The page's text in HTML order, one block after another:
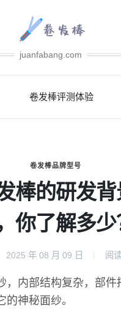
juanfabang.com
卷发棒评测体验
卷发棒品牌型号
棒的研发
你了解多少
2025 年 08 月 09 日 阅
，内部结构复杂，部
神秘面纱。